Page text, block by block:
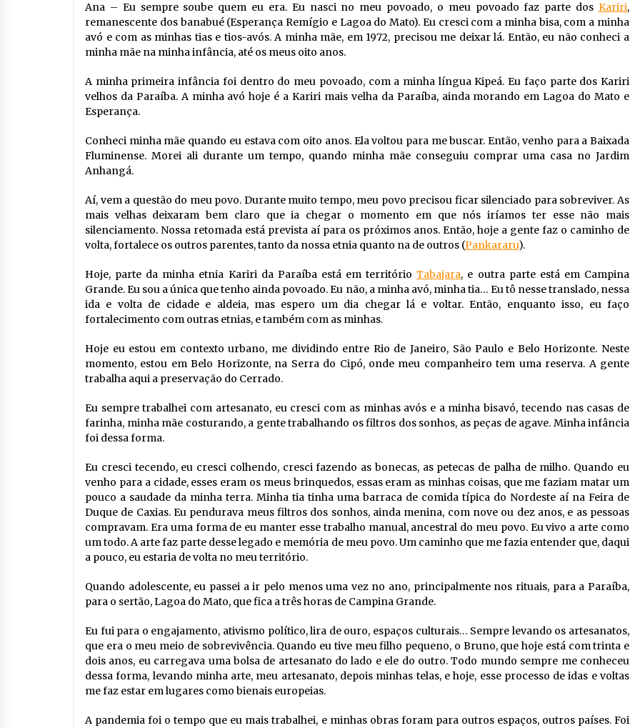
Ana – Eu sempre soube quem eu era. Eu nasci no meu povoado, o meu povoado faz parte dos Kariri,
remanescente dos banabué (Esperança Remígio e Lagoa do Mato). Eu cresci com a minha bisa, com a minha
avó e com as minhas tias e tios-avós. A minha mãe, em 1972, precisou me deixar lá. Então, eu não conheci a
minha mãe na minha infância, até os meus oito anos.
A minha primeira infância foi dentro do meu povoado, com a minha língua Kipeá. Eu faço parte dos Kariri
velhos da Paraíba. A minha avó hoje é a Kariri mais velha da Paraíba, ainda morando em Lagoa do Mato e
Esperança.
Conheci minha mãe quando eu estava com oito anos. Ela voltou para me buscar. Então, venho para a Baixada
Fluminense. Morei ali durante um tempo, quando minha mãe conseguiu comprar uma casa no Jardim
Anhangá.
Aí, vem a questão do meu povo. Durante muito tempo, meu povo precisou ficar silenciado para sobreviver. As
mais velhas deixaram bem claro que ia chegar o momento em que nós iríamos ter esse não mais
silenciamento. Nossa retomada está prevista aí para os próximos anos. Então, hoje a gente faz o caminho de
volta, fortalece os outros parentes, tanto da nossa etnia quanto na de outros (Pankararu).
Hoje, parte da minha etnia Kariri da Paraíba está em territórioTabajara, e outra parte está em Campina
Grande. Eu sou a única que tenho ainda povoado. Eu não, a minha avó, minha tia… Eu tô nesse translado, nessa
ida e volta de cidade e aldeia, mas espero um dia chegar lá e voltar. Então, enquanto isso, eu faço
fortalecimento com outras etnias, e também com as minhas.
Hoje eu estou em contexto urbano, me dividindo entre Rio de Janeiro, São Paulo e Belo Horizonte. Neste
momento, estou em Belo Horizonte, na Serra do Cipó, onde meu companheiro tem uma reserva. A gente
trabalha aqui a preservação do Cerrado.
Eu sempre trabalhei com artesanato, eu cresci com as minhas avós e a minha bisavó, tecendo nas casas de
farinha, minha mãe costurando, a gente trabalhando os filtros dos sonhos, as peças de agave. Minha infância
foi dessa forma.
Eu cresci tecendo, eu cresci colhendo, cresci fazendo as bonecas, as petecas de palha de milho. Quando eu
venho para a cidade, esses eram os meus brinquedos, essas eram as minhas coisas, que me faziam matar um
pouco a saudade da minha terra. Minha tia tinha uma barraca de comida típica do Nordeste aí na Feira de
Duque de Caxias. Eu pendurava meus filtros dos sonhos, ainda menina, com nove ou dez anos, e as pessoas
compravam. Era uma forma de eu manter esse trabalho manual, ancestral do meu povo. Eu vivo a arte como
um todo. A arte faz parte desse legado e memória de meu povo. Um caminho que me fazia entender que, daqui
a pouco, eu estaria de volta no meu território.
Quando adolescente, eu passei a ir pelo menos uma vez no ano, principalmente nos rituais, para a Paraíba,
para o sertão, Lagoa do Mato, que fica a três horas de Campina Grande.
Eu fui para o engajamento, ativismo político, lira de ouro, espaços culturais… Sempre levando os artesanatos,
que era o meu meio de sobrevivência. Quando eu tive meu filho pequeno, o Bruno, que hoje está com trinta e
dois anos, eu carregava uma bolsa de artesanato do lado e ele do outro. Todo mundo sempre me conheceu
dessa forma, levando minha arte, meu artesanato, depois minhas telas, e hoje, esse processo de idas e voltas
me faz estar em lugares como bienais europeias.
A pandemia foi o tempo que eu mais trabalhei, e minhas obras foram para outros espaços, outros países. Foi